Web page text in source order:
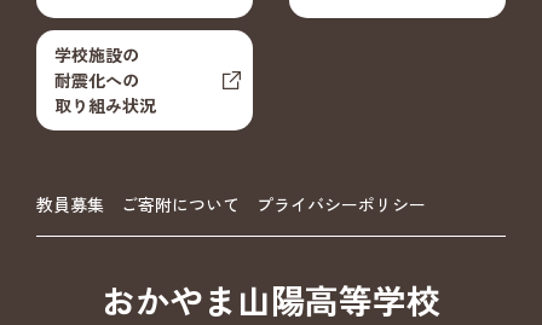
学校施設の
耐震化への
取り組み状況
教員募集 ご寄附について プライバシーポリシー
おかやま山陽高等学校